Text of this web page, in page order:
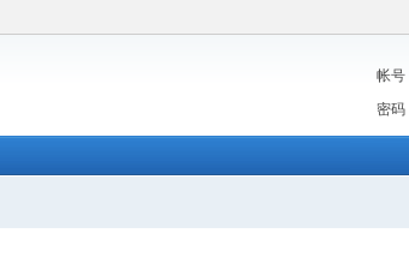
帐号
密码